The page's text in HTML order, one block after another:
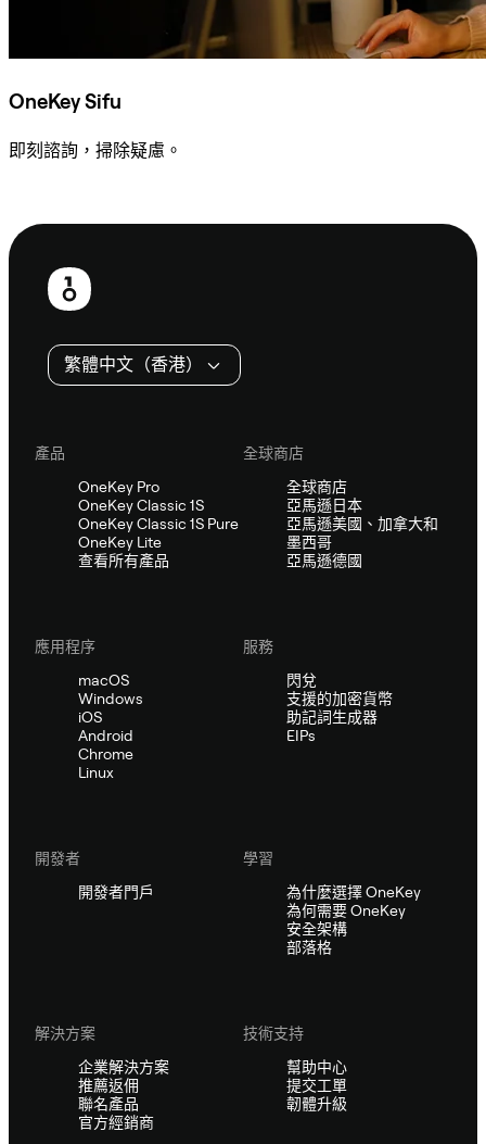
OneKey Sifu
即刻諮詢，掃除疑慮。
頁
繁體中文（香港）
產品
OneKey Pro
OneKey Classic 1S
OneKey Classic 1S Pure
OneKey Lite
查看所有產品
全球商店
全球商店
亞馬遜日本
亞馬遜美國、加拿大和
墨西哥
亞馬遜德國
應用程序
macOS
Windows
iOS
Android
Chrome
Linux
服務
閃兌
支援的加密貨幣
助記詞生成器
EIPs
開發者
開發者門戶
學習
為什麼選擇 OneKey
為何需要 OneKey
安全架構
部落格
解決方案
企業解決方案
推薦返佣
聯名產品
官方經銷商
技術支持
幫助中心
提交工單
韌體升級